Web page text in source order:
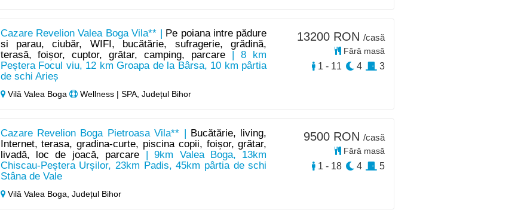
Cazare Revelion Valea Boga Vila** |
Pe poiana intre pădure
si parau, ciubăr, WIFI, bucătărie, sufragerie, grădină,
terasă, foișor, cuptor, grătar, camping, parcare | 8 km
Peștera Focul viu, 12 km Groapa de la Bârsa, 10 km pârtia
de schi Arieș
Vilă Valea Boga Wellness | SPA, Județul Bihor
13200 RON /casă
Fără masă
1 - 11 4 3
Cazare Revelion Boga Pietroasa Vila** |
Bucătărie, living,
Internet, terasa, gradina-curte, piscina copii, foișor, grătar,
livadă, loc de joacă, parcare | 9km Valea Boga, 13km
Chiscau-Peștera Urșilor, 23km Padis, 45km pârtia de schi
Stâna de Vale
Vilă Valea Boga, Județul Bihor
9500 RON /casă
Fără masă
1 - 18 4 5